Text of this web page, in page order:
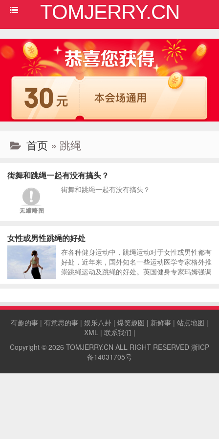
TOMJERRY.CN
首页 » 跳绳
街舞和跳绳一起有没有搞头？
街舞和跳绳一起有没有搞头？
女性或男性跳绳的好处
在各种健身运动中，跳绳运动对于女性或男性都有
好处，近年来，国外知名一些运动医学专家格外推
崇跳绳运动及跳绳的好处。英国健身专家玛姆强调
节炎、肥胖症、骨质疏松、高血压、肌肉
有趣的事 | 有意思的事 | 娱乐八卦 | 爆笑趣图 | 新鲜事 | 站点地图 |
XML| 联系我们 |
Copyright © 2026 TOMJERRY.CN ALL RIGHT RESERVED 浙ICP
备14031705号